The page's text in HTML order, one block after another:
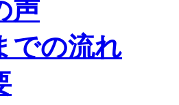
声
での流れ